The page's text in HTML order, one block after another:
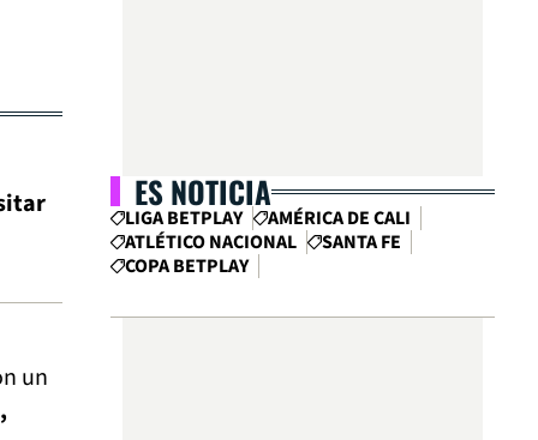
un
ES NOTICIA
LIGA BETPLAY
AMÉRICA DE CALI
ATLÉTICO NACIONAL
SANTA FE
COPA BETPLAY